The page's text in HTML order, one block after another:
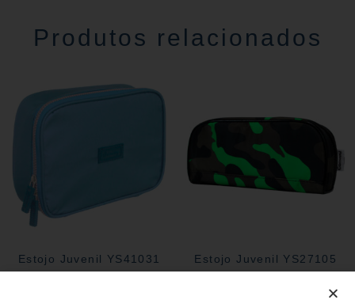
Produtos relacionados
Estojo Juvenil YS41031 Estojo Juvenil YS27105